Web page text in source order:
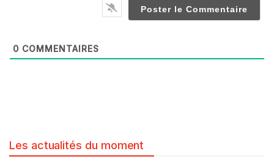
0 COMMENTAIRES
Les actualités du moment